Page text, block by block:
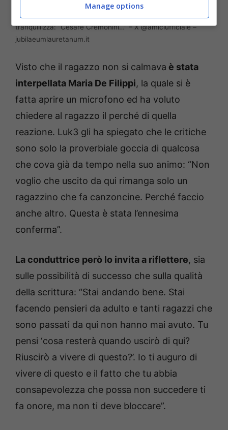
Luk3 in lacrime, l’intervento di Maria De Filippi lo
tranquillizza: “Cesare Cremonini…” – X @amiciufficiale –
jubilaeumlauretanum.it
Visto che il ragazzo non si calmava è stata
interpellata Maria De Filippi, la quale si è
fatta aprire un microfono ed ha voluto
chiedere al ragazzo il perché di quella
reazione. Luk3 gli ha spiegato che le critiche
sono solo la proverbiale goccia di qualcosa
che cova già da tempo nella suo animo: “Non
voglio che uscito da qui rimanga solo un
ragazzino che fa canzoncine. Perché faccio
anche altro. Questa è stata l’ennesima
conferma”.
La conduttrice però lo invita a riflettere, sia
sulle possibilità di successo che sulla qualità
della scrittura: “Stai andando bene. Stai
facendo pensieri da adulto e tanti ragazzi che
sono passati da qui non hanno mai avuto. Tu
pensi ‘cosa resterà quando uscirò di qui?
Riuscirò a vivere di questo?’. Io ti auguro di
vivere di questo e il fatto che tu abbia
consapevolezza che possa non succedere ti
fa onore, ma non ti deve bloccare”.
Manage options